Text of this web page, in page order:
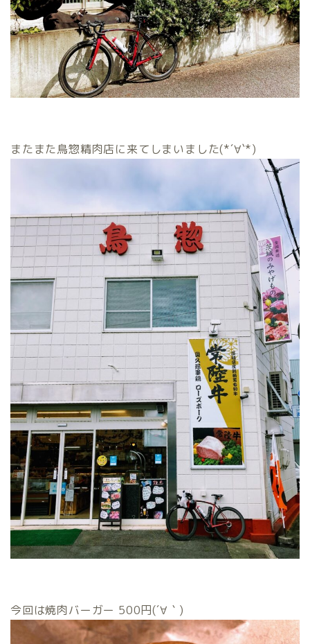
またまた鳥惣精肉店に来てしまいました(*´∀`*)
今回は焼肉バーガー 500円(´∀｀)